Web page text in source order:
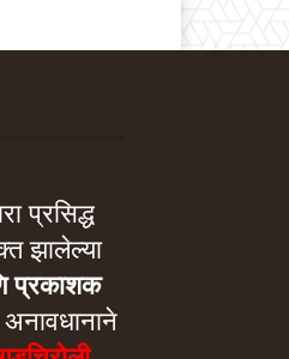
प्रसिद्ध
झालेल्या
प्रकाशक